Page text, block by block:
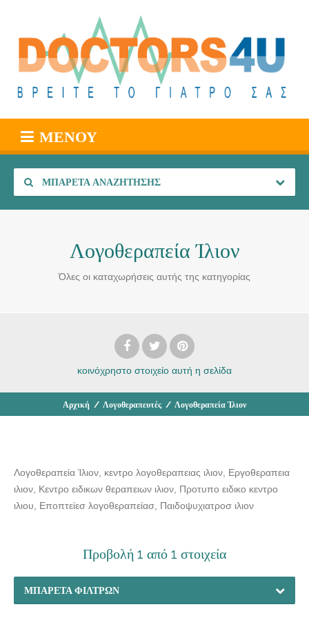
ΜΕΝΟΎ
ΜΠΑΡΈΤΑ ΑΝΑΖΉΤΗΣΗΣ
Λογοθεραπεία Ίλιον
Όλες οι καταχωρήσεις αυτής της κατηγορίας
κοινόχρηστο στοιχείο αυτή η σελίδα
Αρχική / Λογοθεραπευτές / Λογοθεραπεία Ίλιον
Λογοθεραπεία Ίλιον, κεντρο λογοθεραπειας ιλιον, Εργοθεραπεια
ιλιον, Κεντρο ειδικων θεραπειων ιλιον, Προτυπο ειδικο κεντρο
ιλιου, Εποπτείεσ λογοθεραπείασ, Παιδοψυχιατροσ ιλιον
Προβολή 1 από 1 στοιχεία
ΜΠΑΡΈΤΑ ΦΊΛΤΡΩΝ